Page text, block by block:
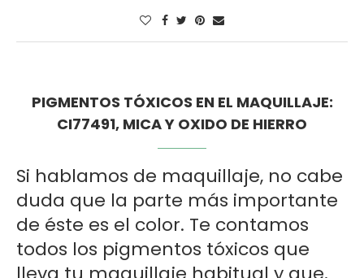
PIGMENTOS TÓXICOS EN EL MAQUILLAJE:
CI77491, MICA Y OXIDO DE HIERRO
Si hablamos de maquillaje, no cabe
duda que la parte más importante
de éste es el color. Te contamos
todos los pigmentos tóxicos que